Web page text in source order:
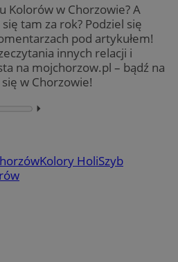
Kolorów w Chorzowie? A
tam za rok? Podziel się
pod artykułem!
innych relacji i
na mojchorzow.pl – bądź na
w Chorzowie!
⏵︎
Kolory HoliSzyb